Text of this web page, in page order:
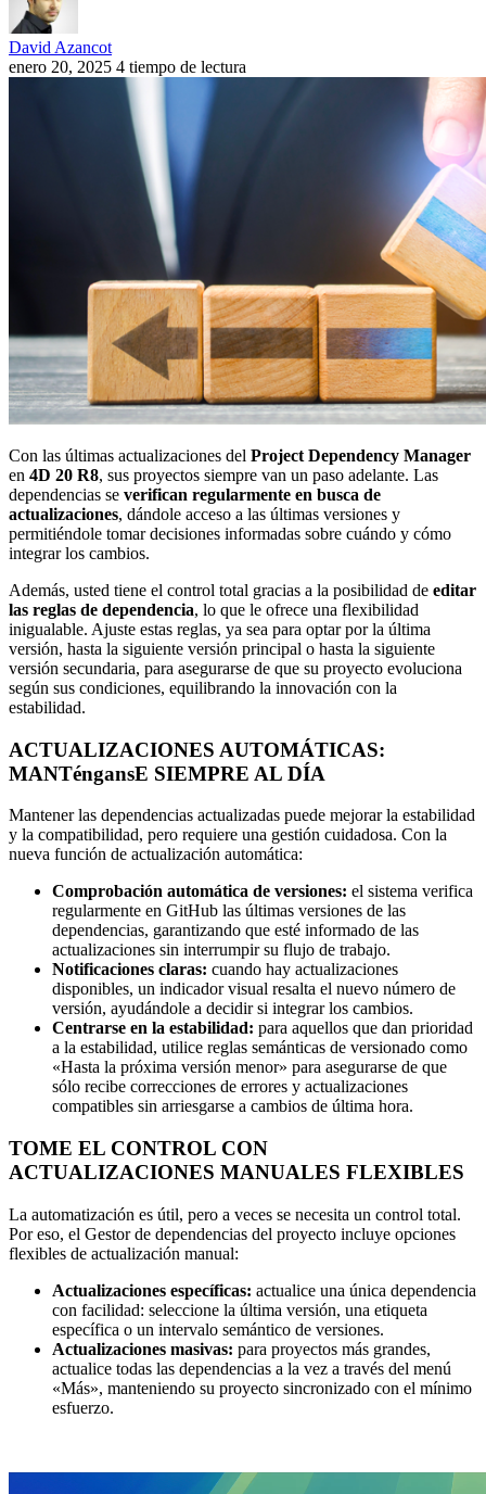
David Azancot
enero 20, 2025 4 tiempo de lectura
Con las últimas actualizaciones del Project Dependency Manager
en 4D 20 R8, sus proyectos siempre van un paso adelante. Las
dependencias se verifican regularmente en busca de
actualizaciones, dándole acceso a las últimas versiones y
permitiéndole tomar decisiones informadas sobre cuándo y cómo
integrar los cambios.
Además, usted tiene el control total gracias a la posibilidad de editar
las reglas de dependencia, lo que le ofrece una flexibilidad
inigualable. Ajuste estas reglas, ya sea para optar por la última
versión, hasta la siguiente versión principal o hasta la siguiente
versión secundaria, para asegurarse de que su proyecto evoluciona
según sus condiciones, equilibrando la innovación con la
estabilidad.
ACTUALIZACIONES AUTOMÁTICAS:
MANTéngansE SIEMPRE AL DÍA
Mantener las dependencias actualizadas puede mejorar la estabilidad
y la compatibilidad, pero requiere una gestión cuidadosa. Con la
nueva función de actualización automática:
Comprobación automática de versiones: el sistema verifica
regularmente en GitHub las últimas versiones de las
dependencias, garantizando que esté informado de las
actualizaciones sin interrumpir su flujo de trabajo.
Notificaciones claras: cuando hay actualizaciones
disponibles, un indicador visual resalta el nuevo número de
versión, ayudándole a decidir si integrar los cambios.
Centrarse en la estabilidad: para aquellos que dan prioridad
a la estabilidad, utilice reglas semánticas de versionado como
«Hasta la próxima versión menor» para asegurarse de que
sólo recibe correcciones de errores y actualizaciones
compatibles sin arriesgarse a cambios de última hora.
TOME EL CONTROL CON
ACTUALIZACIONES MANUALES FLEXIBLES
La automatización es útil, pero a veces se necesita un control total.
Por eso, el Gestor de dependencias del proyecto incluye opciones
flexibles de actualización manual:
Actualizaciones específicas: actualice una única dependencia
con facilidad: seleccione la última versión, una etiqueta
específica o un intervalo semántico de versiones.
Actualizaciones masivas: para proyectos más grandes,
actualice todas las dependencias a la vez a través del menú
«Más», manteniendo su proyecto sincronizado con el mínimo
esfuerzo.